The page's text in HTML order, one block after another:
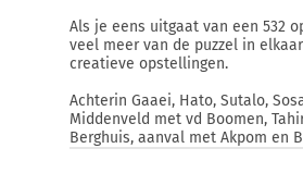
Als je eens uitgaat van een 532
veel meer van de puzzel in
creatieve opstellingen.
Achterin Gaaei, Hato, Sutalo,
Middenveld met vd Boomen,
Berghuis, aanval met Akpom en